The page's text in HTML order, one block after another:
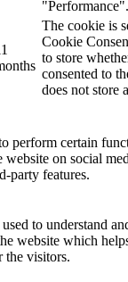
"Performance".
The cookie is
Cookie
to store
consented to
does not store
perform certain
website on social
party features.
to understand
website which
the visitors.